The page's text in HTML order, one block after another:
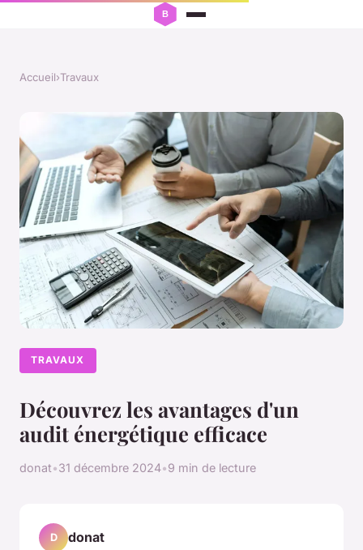
Accueil›Travaux
TRAVAUX
Découvrez les avantages d'un
audit énergétique efficace
donat•31 décembre 2024•9 min de lecture
D donat